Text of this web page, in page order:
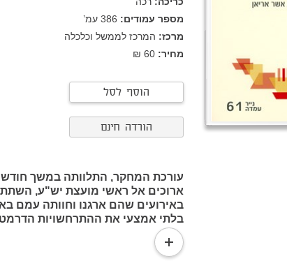
מספר עמודים: 386 עמ’
מרכז: המרכז לממשל וכלכלה
מחיר:
הוסף לסל
הורדה חינם
עורכת המחקר, התלוותה במשך
ארוכים אל ראשי מועצת יש"ע,
באירועים שהם ארגנו וחוותה עמם
בלתי אמצעי את ההתרחשויות
המחקר חושף את הקורא אל מאחורי
הקלעים של הפוליטיקה הישראלית
ומסביר כיצד הפכה מועצת יש"ע
read
more